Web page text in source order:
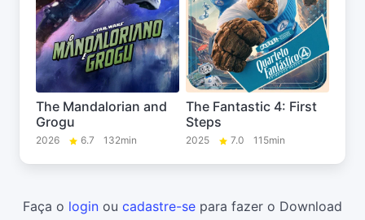
The Mandalorian and
Grogu
2026 6.7 132min
The Fantastic 4: First
Steps
2025 7.0 115min
Faça o login ou cadastre-se para fazer o Download